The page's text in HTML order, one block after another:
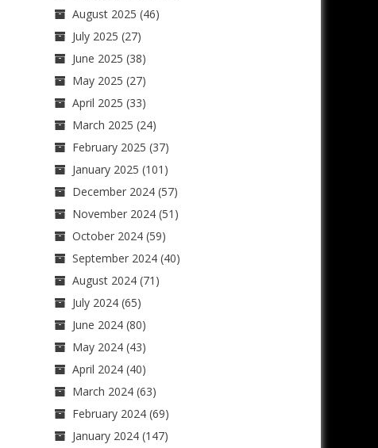
August 2025 (46)
July 2025 (27)
June 2025 (38)
May 2025 (27)
April 2025 (33)
March 2025 (24)
February 2025 (37)
January 2025 (101)
December 2024(57)
November 2024(51)
October 2024(59)
September 2024(40)
August 2024(71)
July 2024(65)
June 2024(80)
May 2024(43)
April 2024(40)
March 2024(63)
February 2024(69)
January 2024(147)